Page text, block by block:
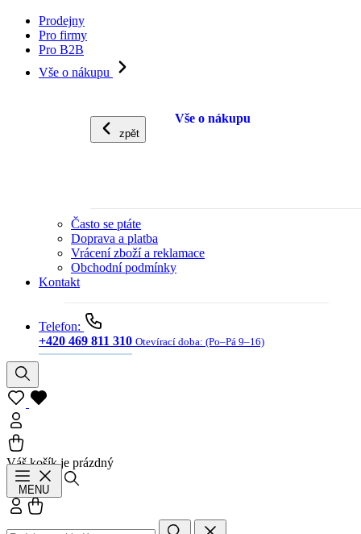
Prodejny
Pro firmy
Pro B2B
Vše o nákupu
zpět
Vše o nákupu
Často se ptáte
Doprava a platba
Vrácení zboží a reklamace
Obchodní podmínky
Kontakt
Telefon:
+420 469 811 310 Otevírací doba: (Po–Pá 9–16)
Váš košík je prázdný
MENU
Přihlásit se